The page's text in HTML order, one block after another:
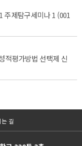
주제탐구세미나 1 (001
적평가방법 선택제 신
길